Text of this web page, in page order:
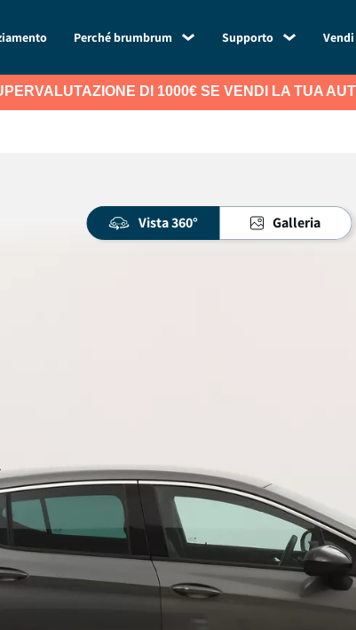
Perché brumbrum Supporto
DI 1000€ SE VENDI LA TUA
Vista 360° Galleria